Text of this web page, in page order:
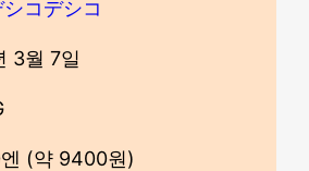
コデシコ
3월 7일
(약 9400원)